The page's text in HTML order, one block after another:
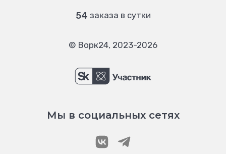
54 заказа в сутки
© Ворк24, 2023-2026
Мы в социальных сетях